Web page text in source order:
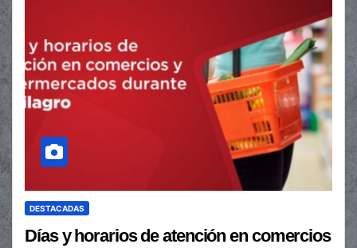
DESTACADAS
Días y horarios de atención en comercios